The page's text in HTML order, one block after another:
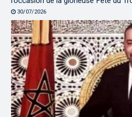
30/07/2026